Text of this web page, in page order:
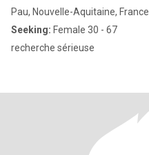
Pau, Nouvelle-Aquitaine, France
Seeking: Female 30 - 67
recherche sérieuse